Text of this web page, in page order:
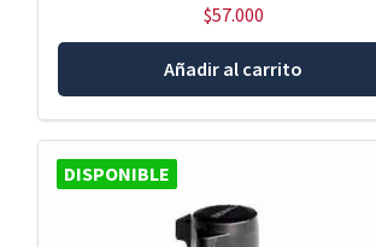
$57.000
Añadir al carrito
DISPONIBLE